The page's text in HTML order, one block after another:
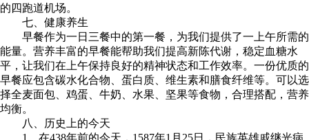
的四跑道机场。
七、健康养生
早餐作为一日三餐中的第一餐，为我们提供了一上午所需的
能量。营养丰富的早餐能帮助我们提高新陈代谢，稳定血糖水
平，让我们在上午保持良好的精神状态和工作效率。一份优质的
早餐应包含碳水化合物、蛋白质、维生素和膳食纤维等。可以选
择全麦面包、鸡蛋、牛奶、水果、坚果等食物，合理搭配，营养
均衡。
八、历史上的今天
1、在438年前的今天，1587年1月25日，民族英雄戚继光病